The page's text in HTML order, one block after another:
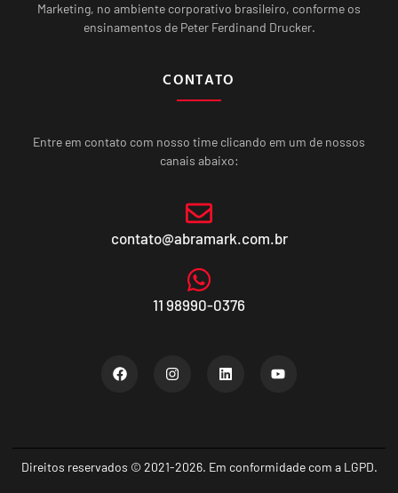
Marketing, no ambiente corporativo brasileiro, conforme os
ensinamentos de Peter Ferdinand Drucker.
CONTATO
Entre em contato com nosso time clicando em um de nossos
canais abaixo:
contato@abramark.com.br
11 98990-0376
Direitos reservados © 2021-2026. Em conformidade com a LGPD.